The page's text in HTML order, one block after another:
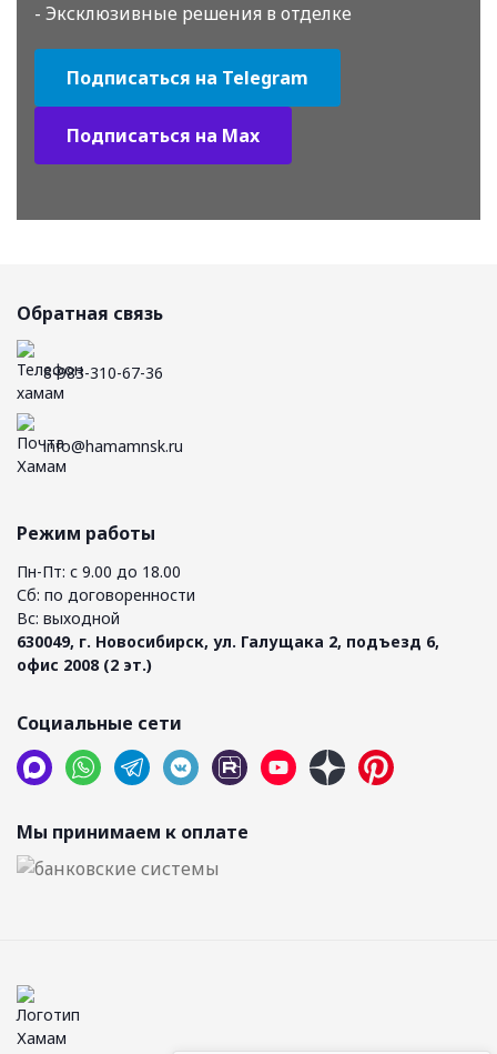
- Эксклюзивные решения в отделке
Подписаться на Telegram
Подписаться на Max
Обратная связь
8-983-310-67-36
info@hamamnsk.ru
Режим работы
Пн-Пт: с 9.00 до 18.00
Сб: по договоренности
Вс: выходной
630049, г. Новосибирск, ул. Галущака 2, подъезд 6,
офис 2008 (2 эт.)
Мы принимаем к оплате
Социальные сети